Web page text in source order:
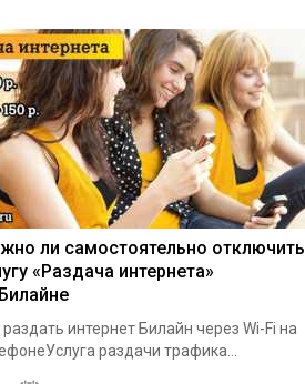
ли самостоятельно отключить
«Раздача интернета»
раздать интернет Билайн через Wi-Fi на
раздачи трафика...